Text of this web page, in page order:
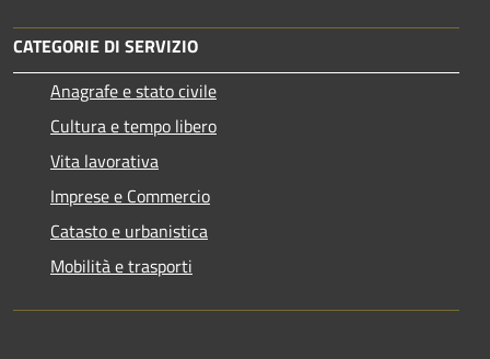
CATEGORIE DI SERVIZIO
Anagrafe e stato civile
Cultura e tempo libero
Vita lavorativa
Imprese e Commercio
Catasto e urbanistica
Mobilità e trasporti